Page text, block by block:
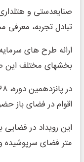
صنایعدستی و
تبادل تجربه، معرفی
ارائه طرح های
بخشهای مختلف این
اقوام در فضای باز
متر فضای سرپوشیده و ۹۰۰ متر فضای باز